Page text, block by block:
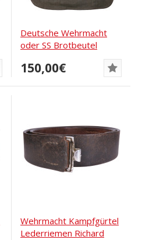
Deutsche Wehrmacht
oder SS Brotbeutel
150,00€
Wehrmacht Kampfgürtel
Lederriemen Richard